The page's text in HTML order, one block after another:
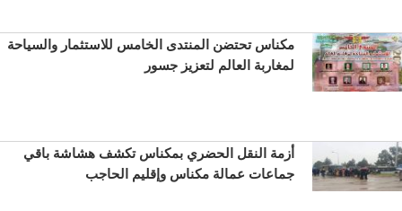
مكناس تحتضن المنتدى الخامس للاستثمار والسياحة
لمغاربة العالم لتعزيز جسور
أزمة النقل الحضري بمكناس تكشف هشاشة باقي
جماعات عمالة مكناس وإقليم الحاجب